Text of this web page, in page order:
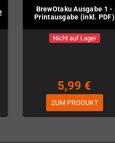
BrewOtaku Ausgabe 1 -
Printausgabe (inkl. PDF)
Nicht auf Lager
5,99 €
ZUM PRODUKT